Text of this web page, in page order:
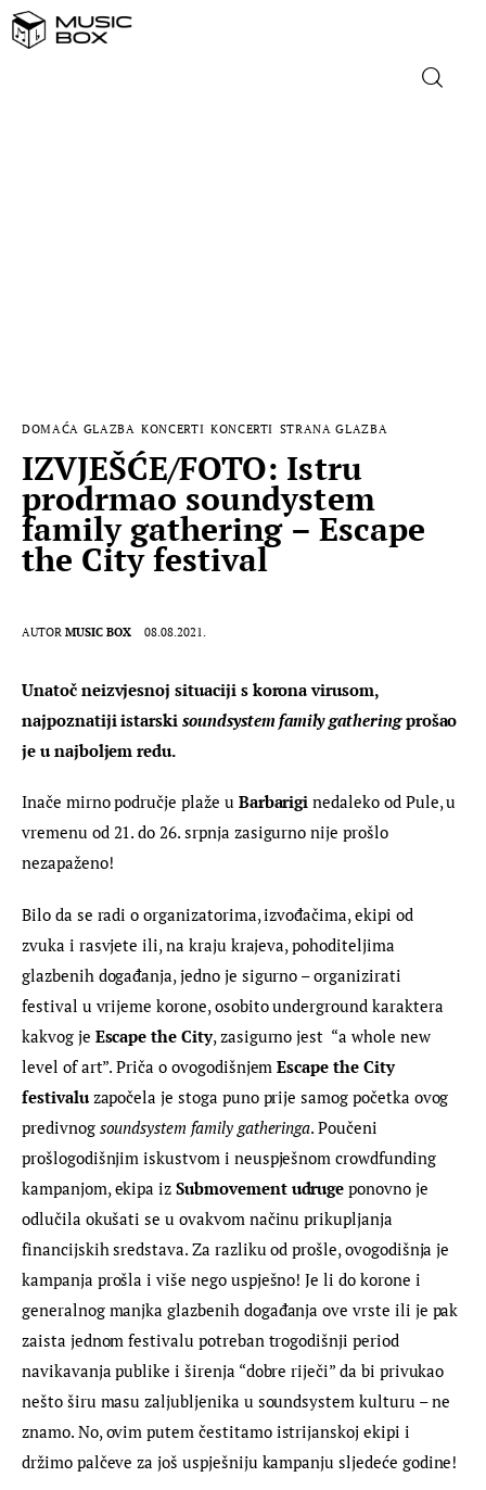
DOMAĆA GLAZBA KONCERTI KONCERTI STRANA GLAZBA
IZVJEŠĆE/FOTO: Istru
prodrmao soundystem
family gathering – Escape
the City festival
AUTOR MUSIC BOX 08.08.2021.
Unatoč neizvjesnoj situaciji s korona virusom,
najpoznatiji istarski soundsystem family gathering prošao
je u najboljem redu.
Inače mirno područje plaže u Barbarigi nedaleko od Pule, u
vremenu od 21. do 26. srpnja zasigurno nije prošlo
nezapaženo!
Bilo da se radi o organizatorima, izvođačima, ekipi od
zvuka i rasvjete ili, na kraju krajeva, pohoditeljima
glazbenih događanja, jedno je sigurno – organizirati
festival u vrijeme korone, osobito underground karaktera
kakvog je Escape the City, zasigurno jest  “a whole new
level of art”. Priča o ovogodišnjem Escape the City
festivalu započela je stoga puno prije samog početka ovog
predivnog soundsystem family gatheringa. Poučeni
prošlogodišnjim iskustvom i neuspješnom crowdfunding
kampanjom, ekipa iz Submovement udruge ponovno je
odlučila okušati se u ovakvom načinu prikupljanja
financijskih sredstava. Za razliku od prošle, ovogodišnja je
kampanja prošla i više nego uspješno! Je li do korone i
generalnog manjka glazbenih događanja ove vrste ili je pak
zaista jednom festivalu potreban trogodišnji period
navikavanja publike i širenja “dobre riječi” da bi privukao
nešto širu masu zaljubljenika u soundsystem kulturu – ne
znamo. No, ovim putem čestitamo istrijanskoj ekipi i
držimo palčeve za još uspješniju kampanju sljedeće godine!